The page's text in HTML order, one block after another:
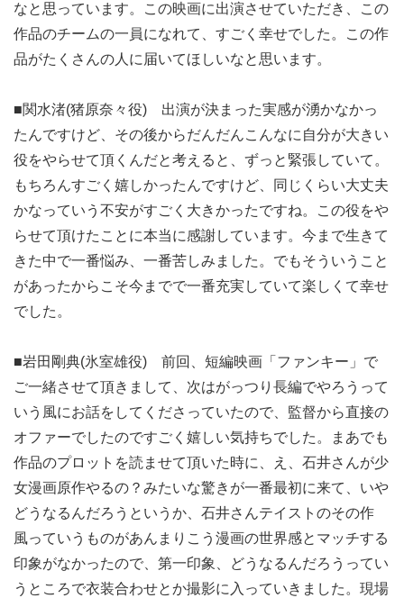
なと思っています。この映画に出演させていただき、この
作品のチームの一員になれて、すごく幸せでした。この作
品がたくさんの人に届いてほしいなと思います。
■関水渚(猪原奈々役) 出演が決まった実感が湧かなかっ
たんですけど、その後からだんだんこんなに自分が大きい
役をやらせて頂くんだと考えると、ずっと緊張していて。
もちろんすごく嬉しかったんですけど、同じくらい大丈夫
かなっていう不安がすごく大きかったですね。この役をや
らせて頂けたことに本当に感謝しています。今まで生きて
きた中で一番悩み、一番苦しみました。でもそういうこと
があったからこそ今までで一番充実していて楽しくて幸せ
でした。
■岩田剛典(氷室雄役) 前回、短編映画「ファンキー」で
ご一緒させて頂きまして、次はがっつり長編でやろうって
いう風にお話をしてくださっていたので、監督から直接の
オファーでしたのですごく嬉しい気持ちでした。まあでも
作品のプロットを読ませて頂いた時に、え、石井さんが少
女漫画原作やるの？みたいな驚きが一番最初に来て、いや
どうなるんだろうというか、石井さんテイストのその作
風っていうものがあんまりこう漫画の世界感とマッチする
印象がなかったので、第一印象、どうなるんだろうってい
うところで衣装合わせとか撮影に入っていきました。現場